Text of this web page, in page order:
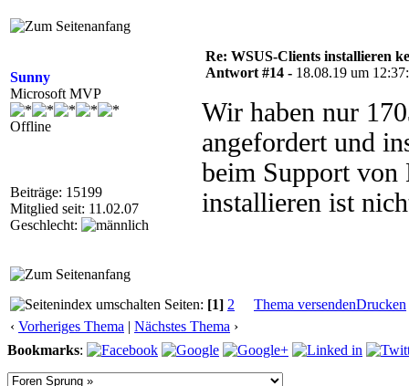
Sunny
Microsoft MVP
Offline
Beiträge: 15199
Mitglied seit: 11.02.07
Geschlecht:
Re: WSUS-Clients installieren
Antwort #14 - 18.08.19 um
Wir haben nur
angefordert und
beim Support von
installieren ist
Seiten: [1] 2 Thema versendenDrucken
‹ Vorheriges Thema | Nächstes Thema ›
Bookmarks: